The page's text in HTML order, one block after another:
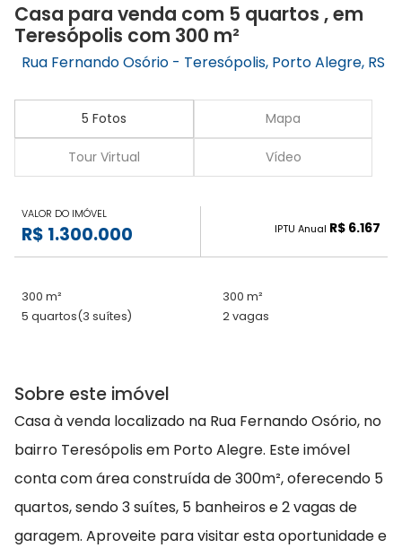
Casa para venda com 5 quartos , em
Teresópolis com 300 m²
Rua Fernando Osório - Teresópolis, Porto Alegre, RS
5 Fotos Mapa
Tour Virtual Vídeo
VALOR DO IMÓVEL
R$ 1.300.000 IPTU Anual R$ 6.167
300 m²
300 m²
5 quartos(3 suítes) 2 vagas
Sobre este imóvel
Casa à venda localizado na Rua Fernando Osório, no
bairro Teresópolis em Porto Alegre. Este imóvel
conta com área construída de 300m², oferecendo 5
quartos, sendo 3 suítes, 5 banheiros e 2 vagas de
garagem. Aproveite para visitar esta oportunidade e